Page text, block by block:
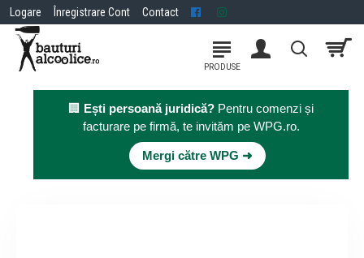
Logare Înregistrare Cont Contact
🏢 Ești persoană juridică? Pentru comenzi și
facturare pe firmă, te invităm pe WPG.ro.
Mergi către WPG ➜